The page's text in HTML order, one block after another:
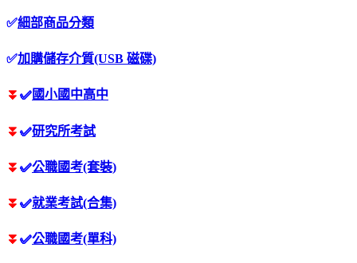
✅細部商品分類
✅加購儲存介質(USB 磁碟)
⏬ ✅國小國中高中
⏬ ✅研究所考試
⏬ ✅公職國考(套裝)
⏬ ✅就業考試(合集)
⏬ ✅公職國考(單科)